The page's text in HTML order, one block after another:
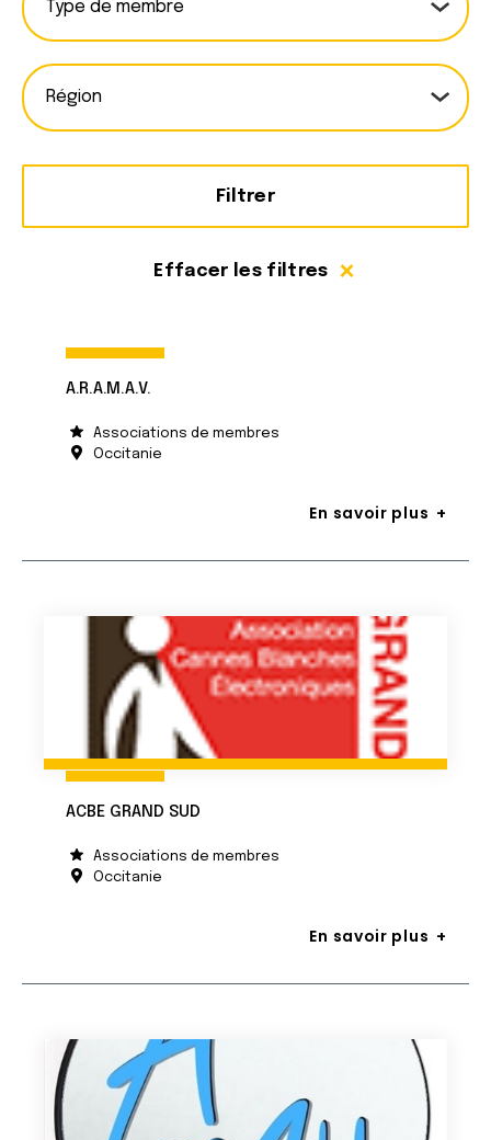
y
e
d
R
é
Filtrer
Effacer les filtres
A.R.A.M.A.V.
Associations de membres
Occitanie
En savoir plus
ACBE GRAND SUD
Associations de membres
Occitanie
En savoir plus